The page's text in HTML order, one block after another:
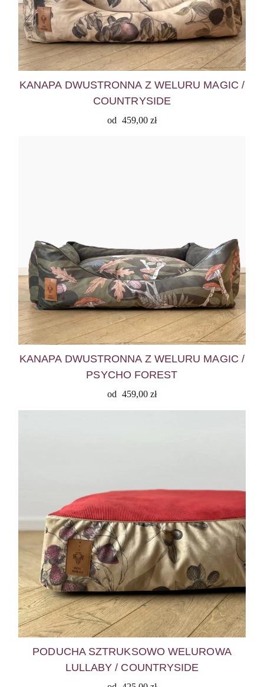
KANAPA DWUSTRONNA Z WELURU MAGIC /
COUNTRYSIDE
od 459,00 zł
KANAPA DWUSTRONNA Z WELURU MAGIC /
PSYCHO FOREST
od 459,00 zł
PODUCHA SZTRUKSOWO WELUROWA
LULLABY / COUNTRYSIDE